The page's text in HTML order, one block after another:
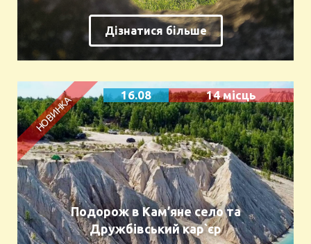
Дізнатися більше
16.08 14 місць
Подорож в Кам’яне село та
Дружбівський кар`єр